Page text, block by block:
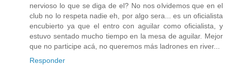
nervioso lo que se diga de el? No nos olvidemos que en el
club no lo respeta nadie eh, por algo sera... es un oficialista
encubierto ya que el entro con aguilar como oficialista, y
estuvo sentado mucho tiempo en la mesa de aguilar. Mejor
que no participe acá, no queremos más ladrones en river...
Responder